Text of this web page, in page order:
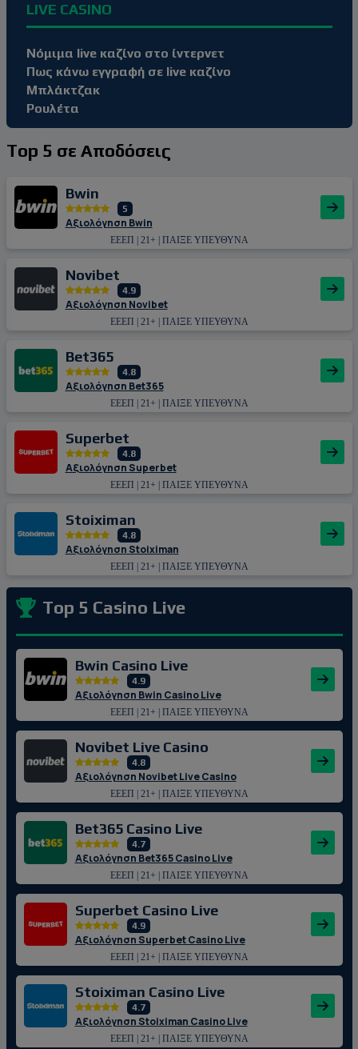
LIVE CASINO
Νόμιμα live καζίνο στο ίντερνετ
Πως κάνω εγγραφή σε live καζίνο
Μπλάκτζακ
Ρουλέτα
Top 5 σε Αποδόσεις
Bwin
5
Αξιολόγηση Bwin
ΕΕΕΠ | 21+ | ΠΑΙΞΕ ΥΠΕΥΘΥΝΑ
Novibet
4.9
Αξιολόγηση Novibet
ΕΕΕΠ | 21+ | ΠΑΙΞΕ ΥΠΕΥΘΥΝΑ
Bet365
4.8
Αξιολόγηση Bet365
ΕΕΕΠ | 21+ | ΠΑΙΞΕ ΥΠΕΥΘΥΝΑ
Superbet
4.8
Αξιολόγηση Superbet
ΕΕΕΠ | 21+ | ΠΑΙΞΕ ΥΠΕΥΘΥΝΑ
Stoiximan
4.8
Αξιολόγηση Stoiximan
ΕΕΕΠ | 21+ | ΠΑΙΞΕ ΥΠΕΥΘΥΝΑ
Top 5 Casino Live
Bwin Casino Live
4.9
Αξιολόγηση Bwin Casino Live
ΕΕΕΠ | 21+ | ΠΑΙΞΕ ΥΠΕΥΘΥΝΑ
Novibet Live Casino
4.8
Αξιολόγηση Novibet Live Casino
ΕΕΕΠ | 21+ | ΠΑΙΞΕ ΥΠΕΥΘΥΝΑ
Bet365 Casino Live
4.7
Αξιολόγηση Bet365 Casino Live
ΕΕΕΠ | 21+ | ΠΑΙΞΕ ΥΠΕΥΘΥΝΑ
Superbet Casino Live
4.9
Αξιολόγηση Superbet Casino Live
ΕΕΕΠ | 21+ | ΠΑΙΞΕ ΥΠΕΥΘΥΝΑ
Stoiximan Casino Live
4.7
Αξιολόγηση Stoiximan Casino Live
ΕΕΕΠ | 21+ | ΠΑΙΞΕ ΥΠΕΥΘΥΝΑ